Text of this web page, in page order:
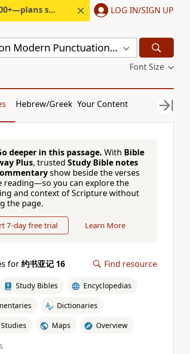
under $6/month. LOG IN/SIGN UP
Chinese Union Version Modern Punctuation (Simplified) (CUVMPS)
Font Size
Hebrew/Greek Your Content
deeper in this passage. With Bible
Plus, trusted Study Bible notes
show beside the verses
reading—so you can explore the
and context of Scripture without
the page.
7-day free trial Learn More
for约书亚记 16 Find resource
Study Bibles Encyclopedias
Dictionaries
Maps Overview